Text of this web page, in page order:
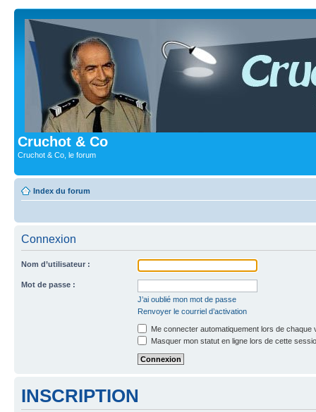
Cruchot & Co
Cruchot & Co, le forum
Index du forum
Connexion
Nom d’utilisateur :
Mot de passe :
J’ai oublié mon mot de passe
Renvoyer le courriel d’activation
Me connecter automatiquement lors de chaque
Masquer mon statut en ligne lors de cette
INSCRIPTION